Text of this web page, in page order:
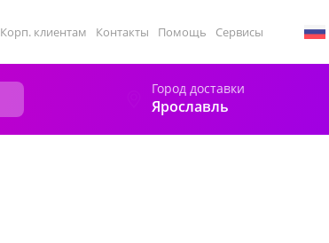
Корп. клиентам Контакты Помощь Сервисы
Город доставки
Ярославль